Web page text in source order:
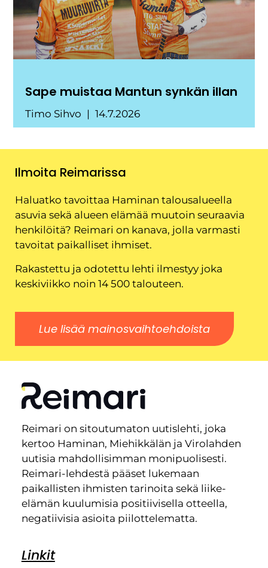
Sape muistaa Mantun synkän illan
Timo Sihvo 14.7.2026
Ilmoita Reimarissa
Haluatko tavoittaa Haminan talousalueella
asuvia sekä alueen elämää muutoin seuraavia
henkilöitä? Reimari on kanava, jolla varmasti
tavoitat paikalliset ihmiset.
Rakastettu ja odotettu lehti ilmestyy joka
keskiviikko noin 14 500 talouteen.
Lue lisää mainosvaihtoehdoista
Reimari on sitoutumaton uutislehti, joka
kertoo Haminan, Miehikkälän ja Virolahden
uutisia mahdollisimman monipuolisesti.
Reimari-lehdestä pääset lukemaan
paikallisten ihmisten tarinoita sekä liike-
elämän kuulumisia positiivisella otteella,
negatiivisia asioita piilottelematta.
Linkit